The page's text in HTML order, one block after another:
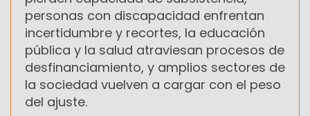
personas con discapacidad enfrentan
incertidumbre y recortes, la educación
pública y la salud atraviesan procesos de
desfinanciamiento, y amplios sectores de
la sociedad vuelven a cargar con el peso
del ajuste.